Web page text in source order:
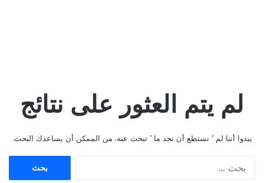
لم يتم العثور على نتائج
يبدوا أننا لم ’ نستطع أن نجد ما ’ تبحث عنه. من الممكن أن يساعدك البحث.